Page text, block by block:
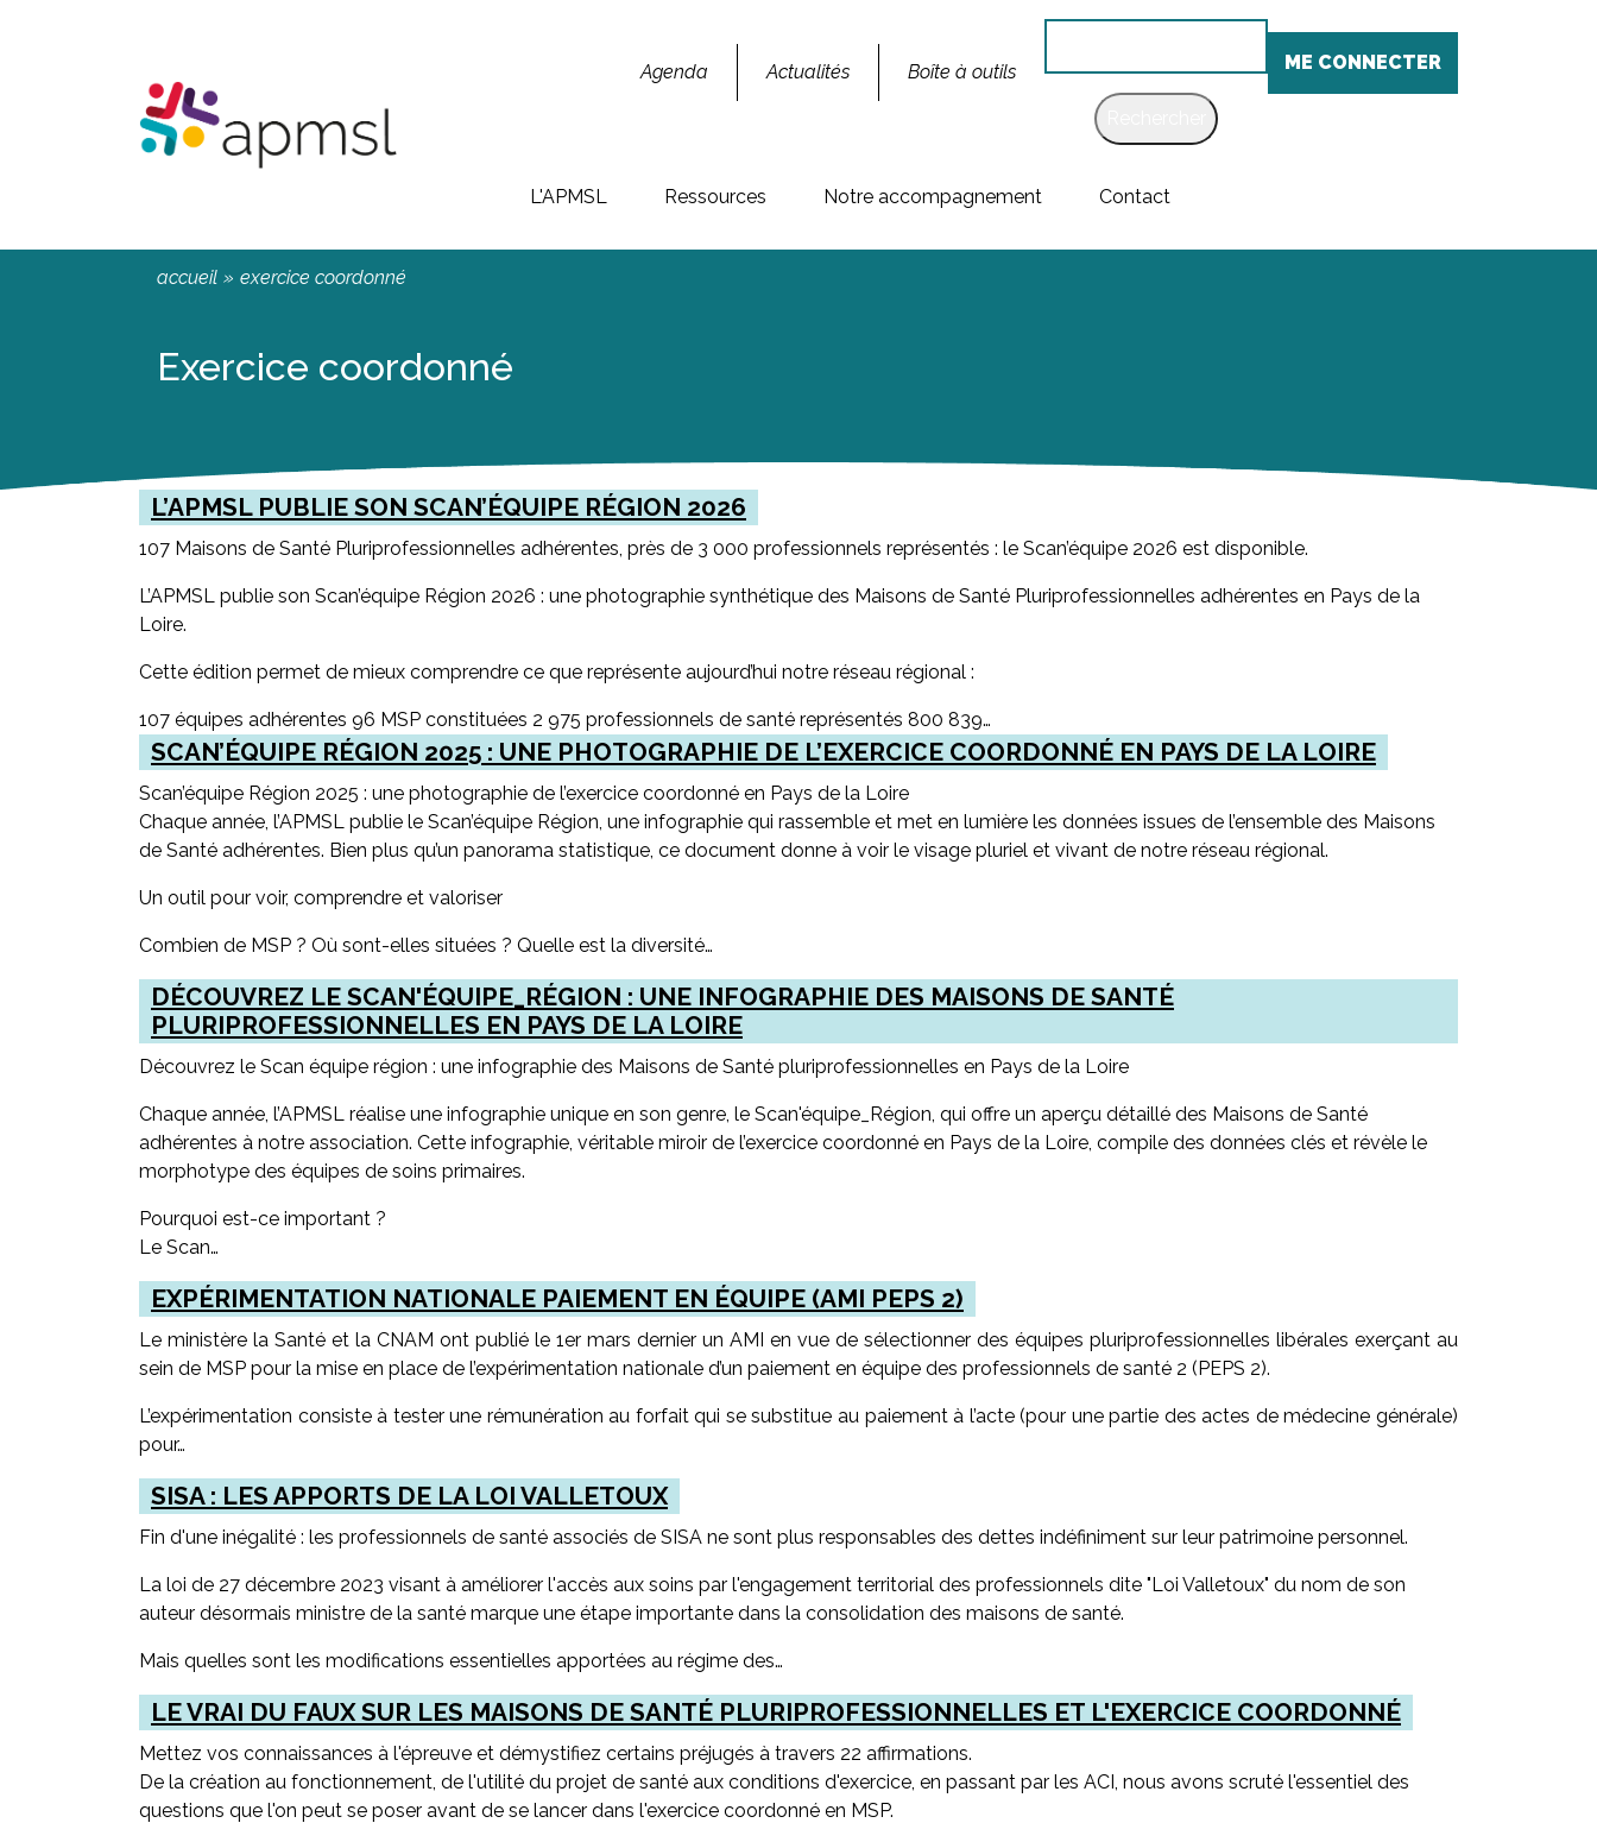
Agenda Actualités Boîte à outils
ME CONNECTER
L'APMSL Ressources Notre accompagnement Contact
You
here
accueil » exercice coordonné
Exercice coordonné
L’APMSL PUBLIE SON SCAN’ÉQUIPE RÉGION 2026
107 Maisons de Santé Pluriprofessionnelles adhérentes, près de 3 000 professionnels représentés : le Scan’équipe 2026 est disponible.
L’APMSL publie son Scan’équipe Région 2026 : une photographie synthétique des Maisons de Santé Pluriprofessionnelles adhérentes en Pays de la
Loire.
Cette édition permet de mieux comprendre ce que représente aujourd’hui notre réseau régional :
107 équipes adhérentes 96 MSP constituées 2 975 professionnels de santé représentés 800 839…
SCAN’ÉQUIPE RÉGION 2025 : UNE PHOTOGRAPHIE DE L’EXERCICE COORDONNÉ EN PAYS DE LA LOIRE
Scan’équipe Région 2025 : une photographie de l’exercice coordonné en Pays de la Loire
Chaque année, l’APMSL publie le Scan’équipe Région, une infographie qui rassemble et met en lumière les données issues de l’ensemble des Maisons
de Santé adhérentes. Bien plus qu’un panorama statistique, ce document donne à voir le visage pluriel et vivant de notre réseau régional.
Un outil pour voir, comprendre et valoriser
Combien de MSP ? Où sont-elles situées ? Quelle est la diversité…
DÉCOUVREZ LE SCAN'ÉQUIPE_RÉGION : UNE INFOGRAPHIE DES MAISONS DE SANTÉ
PLURIPROFESSIONNELLES EN PAYS DE LA LOIRE
Découvrez le Scan équipe région : une infographie des Maisons de Santé pluriprofessionnelles en Pays de la Loire
Chaque année, l’APMSL réalise une infographie unique en son genre, le Scan'équipe_Région, qui offre un aperçu détaillé des Maisons de Santé
adhérentes à notre association. Cette infographie, véritable miroir de l’exercice coordonné en Pays de la Loire, compile des données clés et révèle le
morphotype des équipes de soins primaires.
Pourquoi est-ce important ?
Le Scan…
EXPÉRIMENTATION NATIONALE PAIEMENT EN ÉQUIPE (AMI PEPS 2)
Le ministère la Santé et la CNAM ont publié le 1er mars dernier un AMI en vue de sélectionner des équipes pluriprofessionnelles libérales exerçant au
sein de MSP pour la mise en place de l’expérimentation nationale d’un paiement en équipe des professionnels de santé 2 (PEPS 2).
L’expérimentation consiste à tester une rémunération au forfait qui se substitue au paiement à l’acte (pour une partie des actes de médecine générale)
pour…
SISA : LES APPORTS DE LA LOI VALLETOUX
Fin d'une inégalité : les professionnels de santé associés de SISA ne sont plus responsables des dettes indéfiniment sur leur patrimoine personnel.
La loi de 27 décembre 2023 visant à améliorer l'accès aux soins par l'engagement territorial des professionnels dite "Loi Valletoux" du nom de son
auteur désormais ministre de la santé marque une étape importante dans la consolidation des maisons de santé.
Mais quelles sont les modifications essentielles apportées au régime des…
LE VRAI DU FAUX SUR LES MAISONS DE SANTÉ PLURIPROFESSIONNELLES ET L'EXERCICE COORDONNÉ
Mettez vos connaissances à l'épreuve et démystifiez certains préjugés à travers 22 affirmations.
De la création au fonctionnement, de l'utilité du projet de santé aux conditions d'exercice, en passant par les ACI, nous avons scruté l'essentiel des
questions que l'on peut se poser avant de se lancer dans l'exercice coordonné en MSP.